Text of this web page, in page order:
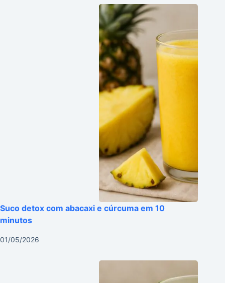
Suco detox com abacaxi e cúrcuma em 10
minutos
01/05/2026